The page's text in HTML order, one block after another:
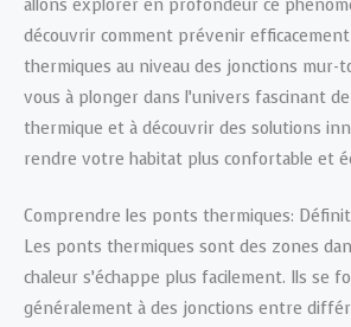
allons explorer en profondeur ce
découvrir comment prévenir
thermiques au niveau des jonctions mur-
vous à plonger dans l’univers fascinant de
thermique et à découvrir des solutions
rendre votre habitat plus confortable et
Comprendre les ponts thermiques:
Les ponts thermiques sont des zones
chaleur s’échappe plus facilement. Ils se
généralement à des jonctions entre